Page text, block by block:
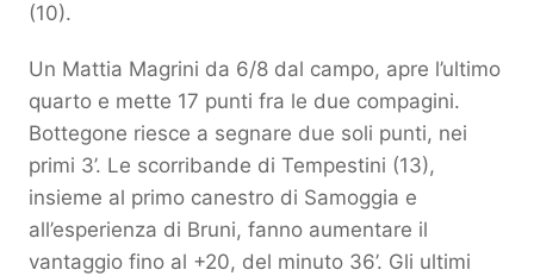
(10).
Un Mattia Magrini da 6/8 dal campo, apre l’ultimo
quarto e mette 17 punti fra le due compagini.
Bottegone riesce a segnare due soli punti, nei
primi 3’. Le scorribande di Tempestini (13),
insieme al primo canestro di Samoggia e
all’esperienza di Bruni, fanno aumentare il
vantaggio fino al +20, del minuto 36’. Gli ultimi